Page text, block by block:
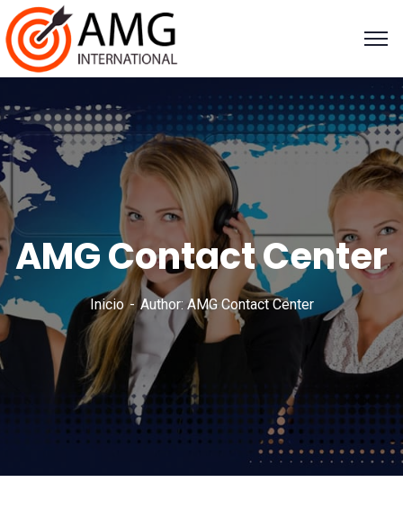
AMG Contact Center
Inicio Author: AMG Contact Center